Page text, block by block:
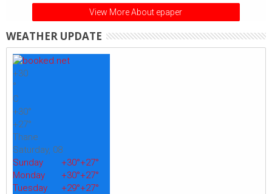
View More About epaper
WEATHER UPDATE
+30
°
C
+30°
+27°
Thane
Saturday, 08
Sunday
+30°+27°
Monday
+30°+27°
Tuesday
+29°+27°